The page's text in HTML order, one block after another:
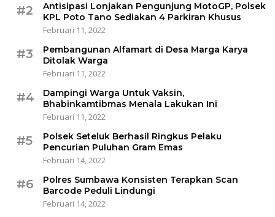
#2
Antisipasi Lonjakan Pengunjung MotoGP, Polsek
KPL Poto Tano Sediakan 4 Parkiran Khusus
Februari 11, 2022
#3
Pembangunan Alfamart di Desa Marga Karya
Ditolak Warga
Februari 11, 2022
#4
Dampingi Warga Untuk Vaksin,
Bhabinkamtibmas Menala Lakukan Ini
Februari 11, 2022
#5
Polsek Seteluk Berhasil Ringkus Pelaku
Pencurian Puluhan Gram Emas
Februari 14, 2022
#6
Polres Sumbawa Konsisten Terapkan Scan
Barcode Peduli Lindungi
Februari 14, 2022